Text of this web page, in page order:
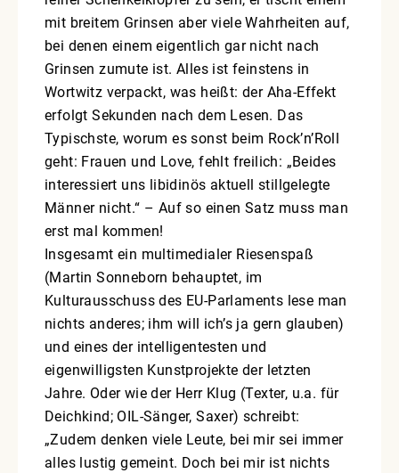
mit breitem Grinsen aber viele Wahrheiten auf,
bei denen einem eigentlich gar nicht nach
Grinsen zumute ist. Alles ist feinstens in
Wortwitz verpackt, was heißt: der Aha-Effekt
erfolgt Sekunden nach dem Lesen. Das
Typischste, worum es sonst beim Rock’n’Roll
geht: Frauen und Love, fehlt freilich: „Beides
interessiert uns libidinös aktuell stillgelegte
Männer nicht.“ – Auf so einen Satz muss man
erst mal kommen!
Insgesamt ein multimedialer Riesenspaß
(Martin Sonneborn behauptet, im
Kulturausschuss des EU-Parlaments lese man
nichts anderes; ihm will ich’s ja gern glauben)
und eines der intelligentesten und
eigenwilligsten Kunstprojekte der letzten
Jahre. Oder wie der Herr Klug (Texter, u.a. für
Deichkind; OIL-Sänger, Saxer) schreibt:
„Zudem denken viele Leute, bei mir sei immer
alles lustig gemeint. Doch bei mir ist nichts